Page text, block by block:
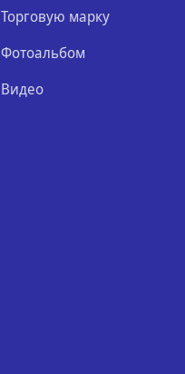
Торговую марку
Фотоальбом
Видео